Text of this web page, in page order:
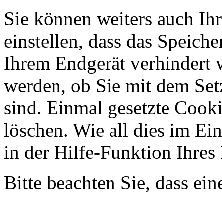
Sie können weiters auch
einstellen, dass das
Ihrem Endgerät verhindert
werden, ob Sie mit dem
sind. Einmal gesetzte
löschen. Wie all dies im
in der Hilfe-Funktion
Bitte beachten Sie, dass